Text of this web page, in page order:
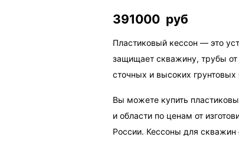
391000 руб
Пластиковый кессон — это
защищает скважину, трубы
сточных и высоких
Вы можете купить
и области по ценам от
России. Кессоны для скважин